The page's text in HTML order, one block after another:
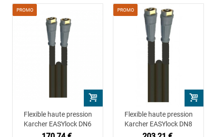
PROMO
Flexible haute pression
Karcher EASYlock DN6
PROMO
Flexible haute pression
Karcher EASYlock DN8